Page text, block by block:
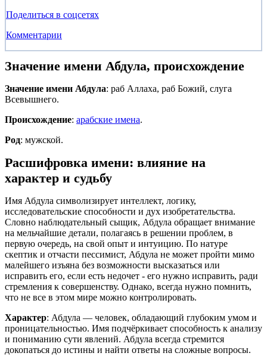
Поделиться в соцсетях
Комментарии
Значение имени Абдула, происхождение
Значение имени Абдула: раб Аллаха, раб Божий, слуга
Всевышнего.
Происхождение: арабские имена.
Род: мужской.
Расшифровка имени: влияние на
характер и судьбу
Имя Абдула символизирует интеллект, логику,
исследовательские способности и дух изобретательства.
Словно наблюдательный сыщик, Абдула обращает внимание
на мельчайшие детали, полагаясь в решении проблем, в
первую очередь, на свой опыт и интуицию. По натуре
скептик и отчасти пессимист, Абдула не может пройти мимо
малейшего изъяна без возможности высказаться или
исправить его, если есть недочет - его нужно исправить, ради
стремления к совершенству. Однако, всегда нужно помнить,
что не все в этом мире можно контролировать.
Характер: Абдула — человек, обладающий глубоким умом и
проницательностью. Имя подчёркивает способность к анализу
и пониманию сути явлений. Абдула всегда стремится
докопаться до истины и найти ответы на сложные вопросы.